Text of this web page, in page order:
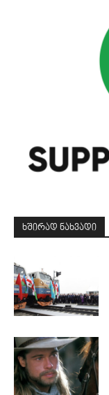
ᲮᲨᲘᲠᲐᲓ ᲜᲐᲮᲕᲐᲓᲘ